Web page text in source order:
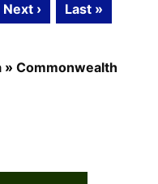
Next › Last »
» Commonwealth